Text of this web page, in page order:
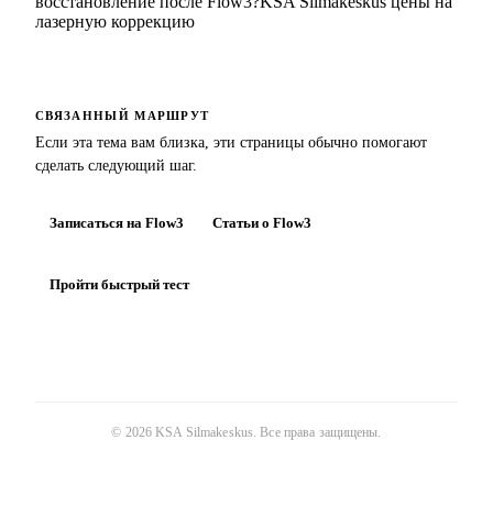
лазерную коррекцию
СВЯЗАННЫЙ МАРШРУТ
Если эта тема вам близка, эти страницы обычно помогают
сделать следующий шаг.
Записаться на Flow3 Статьи о Flow3
Пройти быстрый тест
© 2026 KSA Silmakeskus. Все права защищены.